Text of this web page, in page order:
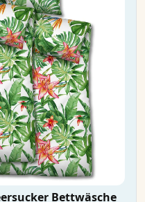
Bettwäsche